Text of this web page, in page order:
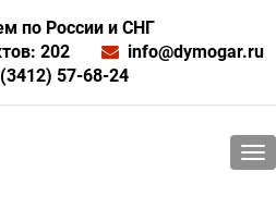
по России и СНГ
202
info@dymogar.ru
57-68-24